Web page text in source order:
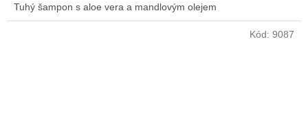
Tuhý šampon s aloe vera a mandlovým olejem
Kód: 9087